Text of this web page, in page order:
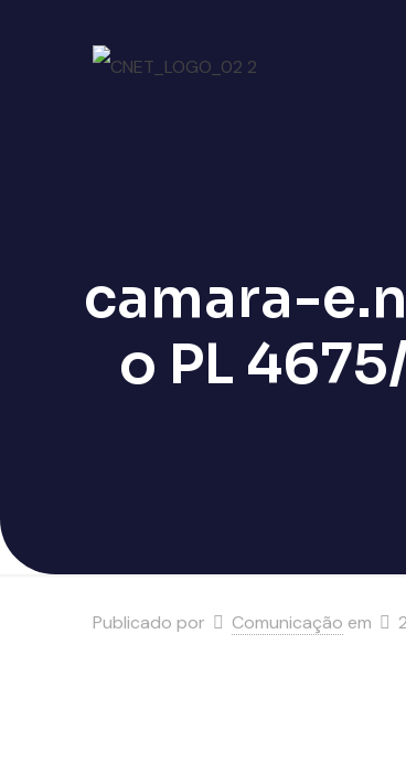
camara-
o PL
Publicado por Comunicação em